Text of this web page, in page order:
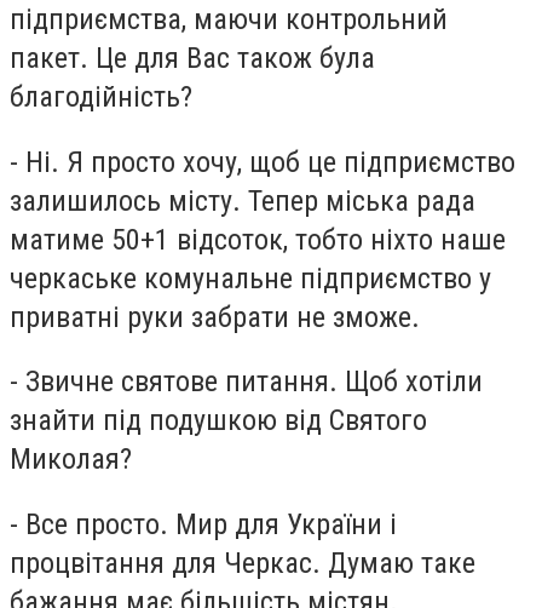
підприємства, маючи контрольний
пакет. Це для Вас також була
благодійність?
- Ні. Я просто хочу, щоб це підприємство
залишилось місту. Тепер міська рада
матиме 50+1 відсоток, тобто ніхто наше
черкаське комунальне підприємство у
приватні руки забрати не зможе.
- Звичне святове питання. Щоб хотіли
знайти під подушкою від Святого
Миколая?
- Все просто. Мир для України і
процвітання для Черкас. Думаю таке